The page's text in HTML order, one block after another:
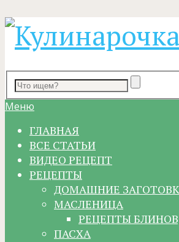
Меню
ГЛАВНАЯ
ВСЕ СТАТЬИ
ВИДЕО РЕЦЕПТ
РЕЦЕПТЫ
ДОМАШНИЕ
МАСЛЕНИЦА
РЕЦЕПТЫ
ПАСХА